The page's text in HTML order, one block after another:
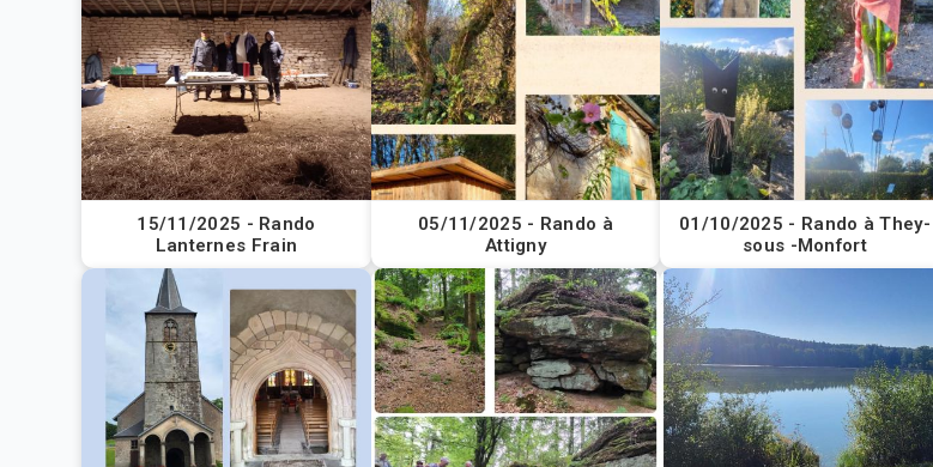
15/11/2025 - Rando
Lanternes Frain
05/11/2025 - Rando à
Attigny
01/10/2025 - Rando à They-
sous -Monfort